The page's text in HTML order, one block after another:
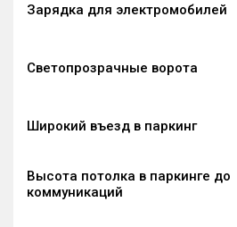
Зарядка для электромобилей
Светопрозрачные ворота
Широкий въезд в паркинг
Высота потолка в паркинге до
коммуникаций